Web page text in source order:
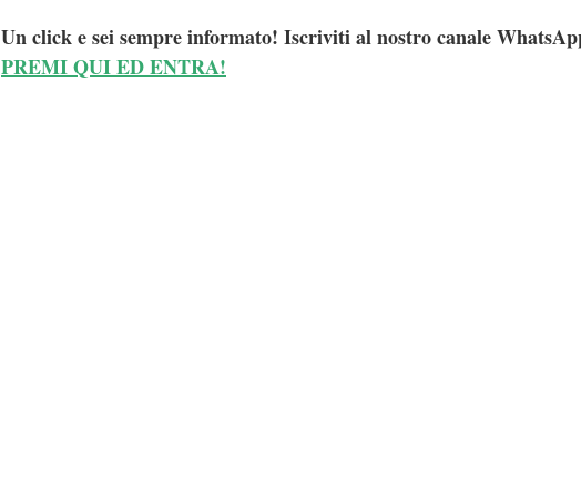
Un click e sei sempre informato! Iscriviti al nostro canale
PREMI QUI ED ENTRA!